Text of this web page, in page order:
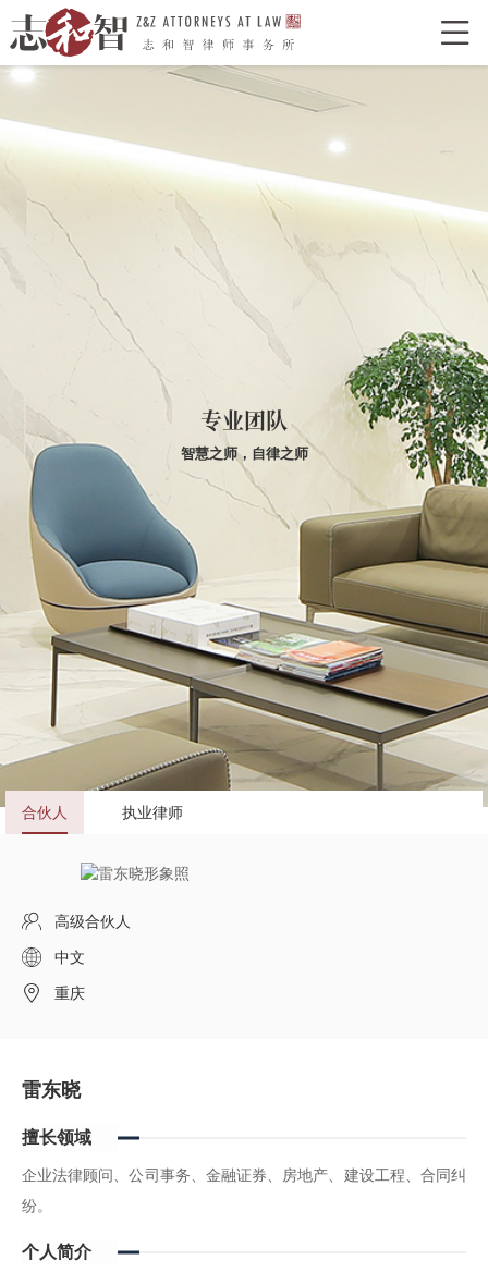

走进志和智
律所介绍 特色型服务
志和智律师
执业律师
业务领域
律所党建
联系我们
专业团队
智慧之师，自律之师
合伙人 执业律师
高级合伙人
中文
重庆
雷东晓
擅长领域
企业法律顾问、公司事务、金融证券、房地产、建设工程、合同纠
纷。
个人简介